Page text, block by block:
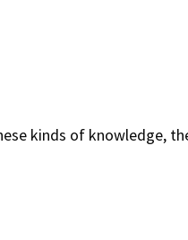
kinds of knowledge,